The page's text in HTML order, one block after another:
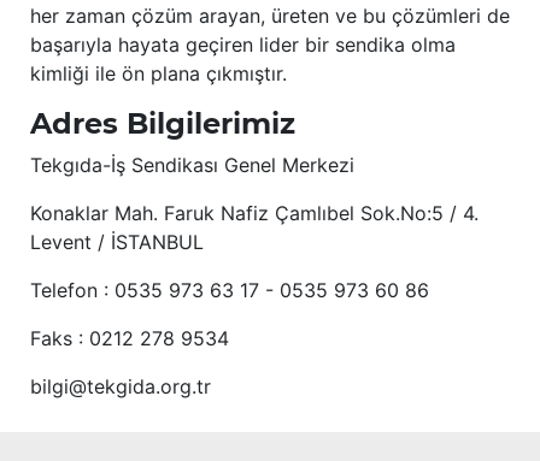
her zaman çözüm arayan, üreten ve bu çözümleri de
başarıyla hayata geçiren lider bir sendika olma
kimliği ile ön plana çıkmıştır.
Adres Bilgilerimiz
Tekgıda-İş Sendikası Genel Merkezi
Konaklar Mah. Faruk Nafiz Çamlıbel Sok.No:5 / 4.
Levent / İSTANBUL
Telefon : 0535 973 63 17 - 0535 973 60 86
Faks : 0212 278 9534
bilgi@tekgida.org.tr